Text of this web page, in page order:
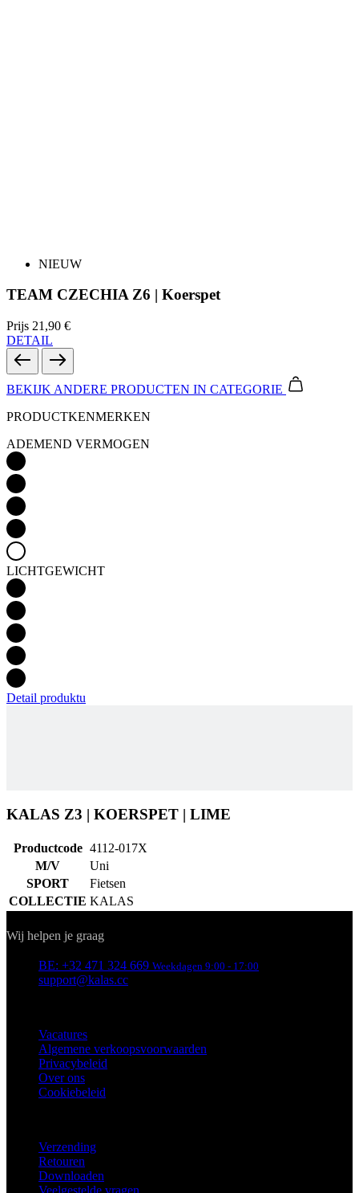
NIEUW
TEAM CZECHIA Z6 | Koerspet
Prijs 21,90 €
DETAIL
BEKIJK ANDERE PRODUCTEN IN CATEGORIE
PRODUCTKENMERKEN
ADEMEND VERMOGEN
LICHTGEWICHT
Detail produktu
KALAS Z3 | KOERSPET | LIME
Productcode 4112-017X
M/V
Uni
SPORT
Fietsen
COLLECTIE KALAS
Wij helpen je graag
BE: +32 471 324 669 Weekdagen 9:00 - 17:00
support@kalas.cc
Vacatures
Algemene verkoopsvoorwaarden
Privacybeleid
Over ons
Cookiebeleid
Verzending
Retouren
Downloaden
Veelgestelde vragen